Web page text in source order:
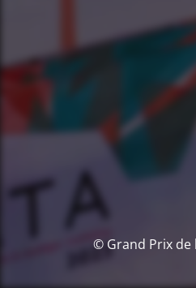
© Grand Prix de